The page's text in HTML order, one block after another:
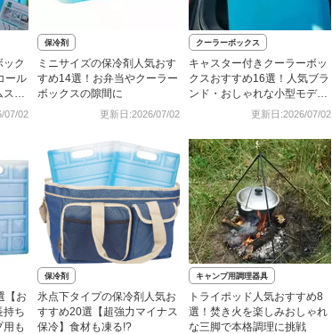
ック
ール
スか
07/02
保冷剤
ミニサイズの保冷剤人気おす
すめ14選！お弁当やクーラー
ボックスの隙間に
更新日:2026/07/02
クーラーボックス
キャスター付きクーラーボッ
クスおすすめ16選！人気ブラ
ンド・おしゃれな小型モデル
更新日:2026/07/02
【お
持ち
用も
保冷剤
氷点下タイプの保冷剤人気お
すすめ20選【超強力マイナス
保冷】食材も凍る!?
キャンプ用調理器具
トライポッド人気おすすめ8
選！焚き火を楽しみおしゃれ
な三脚で本格調理に挑戦